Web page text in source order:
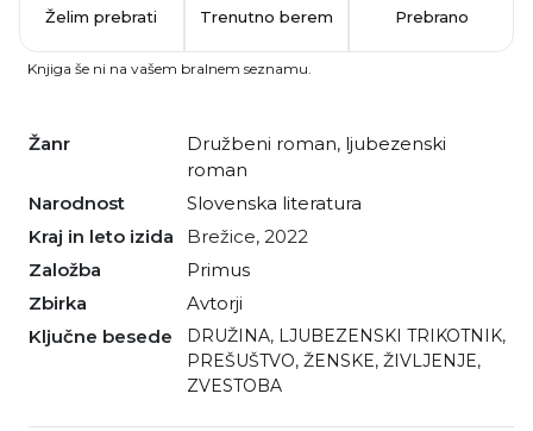
Žanr družbeni roman, ljubezenski
roman
Narodnost
slovenska literatura
Kraj in leto izida
Brežice, 2022
Založba
Primus
Zbirka
Avtorji
Ključne besede
DRUŽINA, LJUBEZENSKI TRIKOTNIK,
PREŠUŠTVO, ŽENSKE, ŽIVLJENJE,
ZVESTOBA
Želim prebrati Trenutno berem Prebrano
Knjiga še ni na vašem bralnem seznamu.